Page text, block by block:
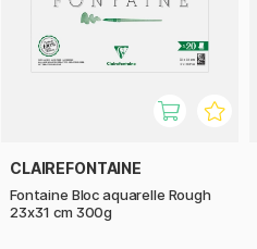
CLAIREFONTAINE
Fontaine Bloc aquarelle Rough
23x31 cm 300g